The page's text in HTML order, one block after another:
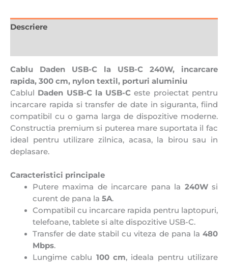
3
Descriere
Cablu Daden USB-C la USB-C 240W, incarcare
rapida, 300 cm, nylon textil, porturi aluminiu
Cablul Daden USB-C la USB-C este proiectat pentru
incarcare rapida si transfer de date in siguranta, fiind
compatibil cu o gama larga de dispozitive moderne.
Constructia premium si puterea mare suportata il fac
ideal pentru utilizare zilnica, acasa, la birou sau in
deplasare.
Caracteristici principale
Putere maxima de incarcare pana la 240Wsi
curent de pana la 5A.
Compatibil cu incarcare rapida pentru laptopuri,
telefoane, tablete si alte dispozitive USB-C.
Transfer de date stabil cu viteza de pana la 480
Mbps.
Lungime cablu 100 cm, ideala pentru utilizare